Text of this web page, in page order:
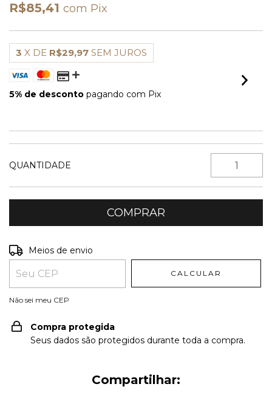
R$85,41 com Pix
3 X DE R$29,97 SEM JUROS
5% de desconto pagando com Pix
QUANTIDADE
Entregas para o CEP:
Meios de envio
CALCULAR
Não sei meu CEP
Compra protegida
Seus dados são protegidos durante toda a compra.
Compartilhar: